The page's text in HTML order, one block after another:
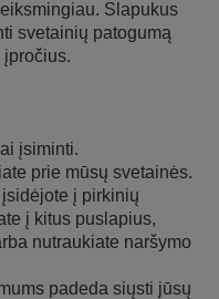
Slapukus
svetainių patogumą
įpročius.
įsiminti.
prie mūsų svetainės.
į pirkinių
į kitus puslapius,
nutraukiate naršymo
padeda siųsti jūsų